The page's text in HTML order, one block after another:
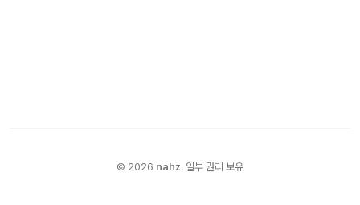
© 2026 nahz. 일부 권리 보유